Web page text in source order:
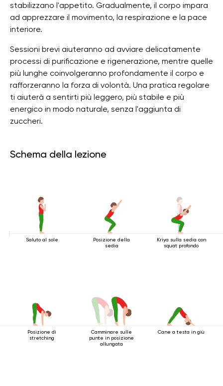
stabilizzano l'appetito. Gradualmente, il corpo impara
ad apprezzare il movimento, la respirazione e la pace
interiore.
Sessioni brevi aiuteranno ad avviare delicatamente
processi di purificazione e rigenerazione, mentre quelle
più lunghe coinvolgeranno profondamente il corpo e
rafforzeranno la forza di volontà. Una pratica regolare
ti aiuterà a sentirti più leggero, più stabile e più
energico in modo naturale, senza l'aggiunta di
zuccheri.
Schema della lezione
Saluto al sole
Posizione della
sedia
Kriya sulla sedia con
squat profondo
Posizione di
stretching
Camminare sulle
punte in posizione
allungata
Cane a testa in giù